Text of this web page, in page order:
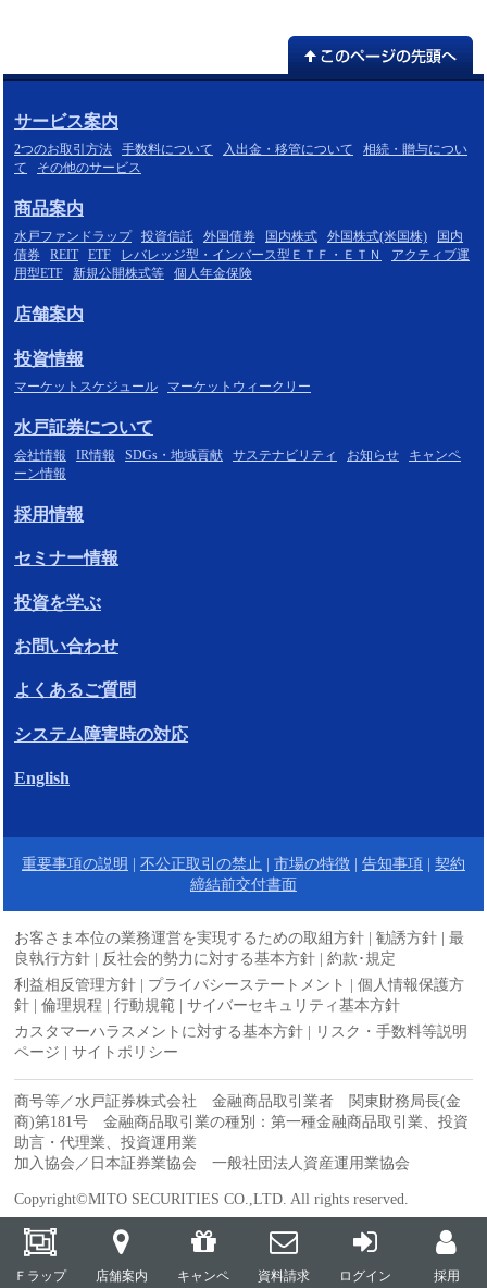
Ｆラップ 店舗案内 キャンペ 資料請求 ログイン 採用
サービス案内
2つのお取引方法 手数料について 入出金・移管について
相続・贈与につい
て
その他のサービス
商品案内
水戸ファンドラップ 投資信託 外国債券 国内株式 外国株式(米国株)
国内
債券
REIT ETF レバレッジ型・インバース型ＥＴＦ・ＥＴＮ
アクティブ運
用型ETF
新規公開株式等 個人年金保険
店舗案内
投資情報
マーケットスケジュール マーケットウィークリー
水戸証券について
会社情報 IR情報 SDGs・地域貢献 サステナビリティ お知らせ
キャンペ
ーン情報
採用情報
セミナー情報
投資を学ぶ
お問い合わせ
よくあるご質問
システム障害時の対応
English
重要事項の説明 | 不公正取引の禁止 | 市場の特徴 | 告知事項 | 契約
締結前交付書面
お客さま本位の業務運営を実現するための取組方針 | 勧誘方針 | 最
良執行方針 | 反社会的勢力に対する基本方針 | 約款･規定
利益相反管理方針 | プライバシーステートメント | 個人情報保護方
針 | 倫理規程 | 行動規範 | サイバーセキュリティ基本方針
カスタマーハラスメントに対する基本方針 | リスク・手数料等説明
ページ | サイトポリシー
商号等／水戸証券株式会社 金融商品取引業者 関東財務局長(金
商)第181号 金融商品取引業の種別：第一種金融商品取引業、投資
助言・代理業、投資運用業
加入協会／日本証券業協会 一般社団法人資産運用業協会
Copyright©MITO SECURITIES CO.,LTD. All rights reserved.